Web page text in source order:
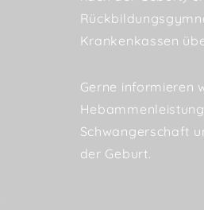
Krankenkassen
Gerne informieren
Schwangerschaft
der Geburt.